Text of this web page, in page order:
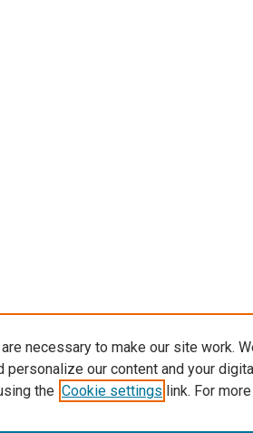
necessary to make our site work.
personalize our content and your
the Cookie settings link. For